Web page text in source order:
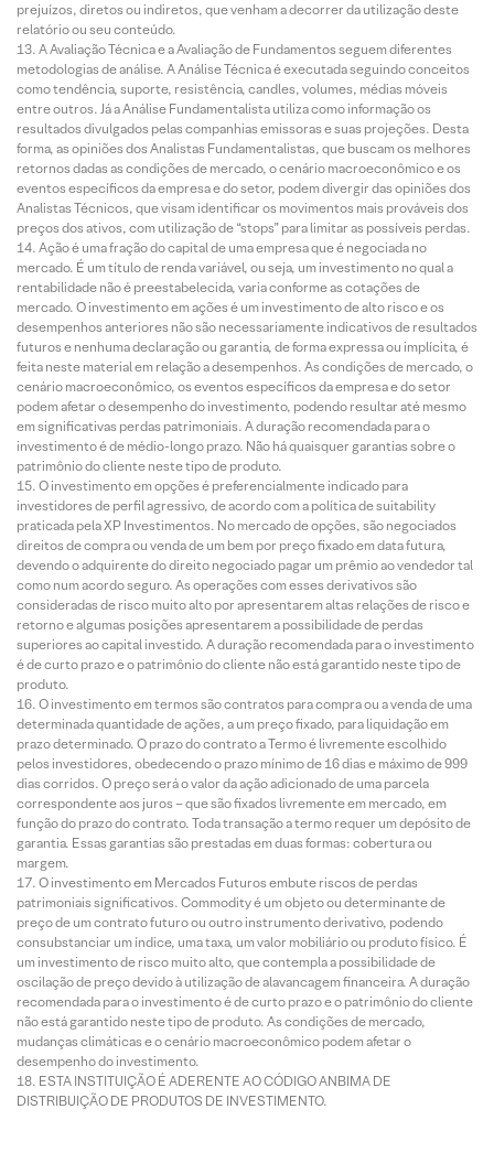
prejuízos, diretos ou indiretos, que venham a decorrer da utilização deste
relatório ou seu conteúdo.
A Avaliação Técnica e a Avaliação de Fundamentos seguem diferentes
metodologias de análise. A Análise Técnica é executada seguindo conceitos
como tendência, suporte, resistência, candles, volumes, médias móveis
entre outros. Já a Análise Fundamentalista utiliza como informação os
resultados divulgados pelas companhias emissoras e suas projeções. Desta
forma, as opiniões dos Analistas Fundamentalistas, que buscam os melhores
retornos dadas as condições de mercado, o cenário macroeconômico e os
eventos específicos da empresa e do setor, podem divergir das opiniões dos
Analistas Técnicos, que visam identificar os movimentos mais prováveis dos
preços dos ativos, com utilização de “stops” para limitar as possíveis perdas.
Ação é uma fração do capital de uma empresa que é negociada no
mercado. É um título de renda variável, ou seja, um investimento no qual a
rentabilidade não é preestabelecida, varia conforme as cotações de
mercado. O investimento em ações é um investimento de alto risco e os
desempenhos anteriores não são necessariamente indicativos de resultados
futuros e nenhuma declaração ou garantia, de forma expressa ou implícita, é
feita neste material em relação a desempenhos. As condições de mercado, o
cenário macroeconômico, os eventos específicos da empresa e do setor
podem afetar o desempenho do investimento, podendo resultar até mesmo
em significativas perdas patrimoniais. A duração recomendada para o
investimento é de médio-longo prazo. Não há quaisquer garantias sobre o
patrimônio do cliente neste tipo de produto.
O investimento em opções é preferencialmente indicado para
investidores de perfil agressivo, de acordo com a política de suitability
praticada pela XP Investimentos. No mercado de opções, são negociados
direitos de compra ou venda de um bem por preço fixado em data futura,
devendo o adquirente do direito negociado pagar um prêmio ao vendedor tal
como num acordo seguro. As operações com esses derivativos são
consideradas de risco muito alto por apresentarem altas relações de risco e
retorno e algumas posições apresentarem a possibilidade de perdas
superiores ao capital investido. A duração recomendada para o investimento
é de curto prazo e o patrimônio do cliente não está garantido neste tipo de
produto.
O investimento em termos são contratos para compra ou a venda de uma
determinada quantidade de ações, a um preço fixado, para liquidação em
prazo determinado. O prazo do contrato a Termo é livremente escolhido
pelos investidores, obedecendo o prazo mínimo de 16 dias e máximo de 999
dias corridos. O preço será o valor da ação adicionado de uma parcela
correspondente aos juros – que são fixados livremente em mercado, em
função do prazo do contrato. Toda transação a termo requer um depósito de
garantia. Essas garantias são prestadas em duas formas: cobertura ou
margem.
O investimento em Mercados Futuros embute riscos de perdas
patrimoniais significativos. Commodity é um objeto ou determinante de
preço de um contrato futuro ou outro instrumento derivativo, podendo
consubstanciar um índice, uma taxa, um valor mobiliário ou produto físico. É
um investimento de risco muito alto, que contempla a possibilidade de
oscilação de preço devido à utilização de alavancagem financeira. A duração
recomendada para o investimento é de curto prazo e o patrimônio do cliente
não está garantido neste tipo de produto. As condições de mercado,
mudanças climáticas e o cenário macroeconômico podem afetar o
desempenho do investimento.
ESTA INSTITUIÇÃO É ADERENTE AO CÓDIGO ANBIMA DE
DISTRIBUIÇÃO DE PRODUTOS DE INVESTIMENTO.